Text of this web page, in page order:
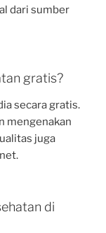
dari sumber
gratis?
secara gratis.
mengenakan
juga
di